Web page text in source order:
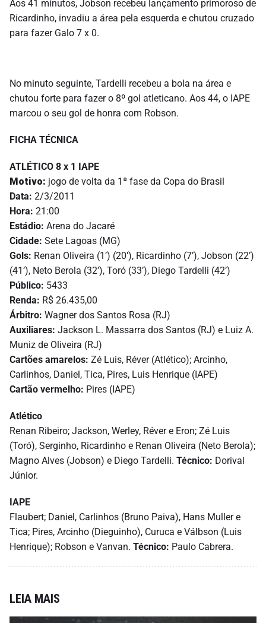
Aos 41 minutos, Jobson recebeu lançamento primoroso de
Ricardinho, invadiu a área pela esquerda e chutou cruzado
para fazer Galo 7 x 0.
No minuto seguinte, Tardelli recebeu a bola na área e
chutou forte para fazer o 8º gol atleticano. Aos 44, o IAPE
marcou o seu gol de honra com Robson.
FICHA TÉCNICA
ATLÉTICO 8 x 1 IAPE
Motivo: jogo de volta da 1ª fase da Copa do Brasil
Data: 2/3/2011
Hora: 21:00
Estádio: Arena do Jacaré
Cidade: Sete Lagoas (MG)
Gols: Renan Oliveira (1’) (20’), Ricardinho (7’), Jobson (22’)
(41’), Neto Berola (32’), Toró (33’), Diego Tardelli (42’)
Público: 5433
Renda: R$ 26.435,00
Árbitro: Wagner dos Santos Rosa (RJ)
Auxiliares: Jackson L. Massarra dos Santos (RJ) e Luiz A.
Muniz de Oliveira (RJ)
Cartões amarelos: Zé Luis, Réver (Atlético); Arcinho,
Carlinhos, Daniel, Tica, Pires, Luis Henrique (IAPE)
Cartão vermelho: Pires (IAPE)
Atlético
Renan Ribeiro; Jackson, Werley, Réver e Eron; Zé Luis
(Toró), Serginho, Ricardinho e Renan Oliveira (Neto Berola);
Magno Alves (Jobson) e Diego Tardelli. Técnico: Dorival
Júnior.
IAPE
Flaubert; Daniel, Carlinhos (Bruno Paiva), Hans Muller e
Tica; Pires, Arcinho (Dieguinho), Curuca e Válbson (Luis
Henrique); Robson e Vanvan. Técnico: Paulo Cabrera.
LEIA MAIS